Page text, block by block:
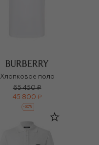
Хлопковое поло
65 450 ₽
45 800 ₽
-30%